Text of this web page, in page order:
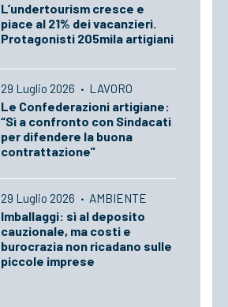
L’undertourism cresce e
piace al 21% dei vacanzieri.
Protagonisti 205mila artigiani
29 Luglio 2026 · LAVORO
Le Confederazioni artigiane:
“Sì a confronto con Sindacati
per difendere la buona
contrattazione”
29 Luglio 2026 · AMBIENTE
Imballaggi: sì al deposito
cauzionale, ma costi e
burocrazia non ricadano sulle
piccole imprese